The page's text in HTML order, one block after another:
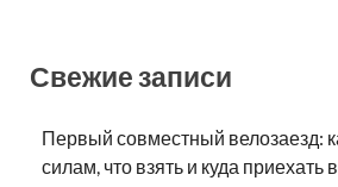
Свежие записи
Первый совместный велозаезд:
силам, что взять и куда